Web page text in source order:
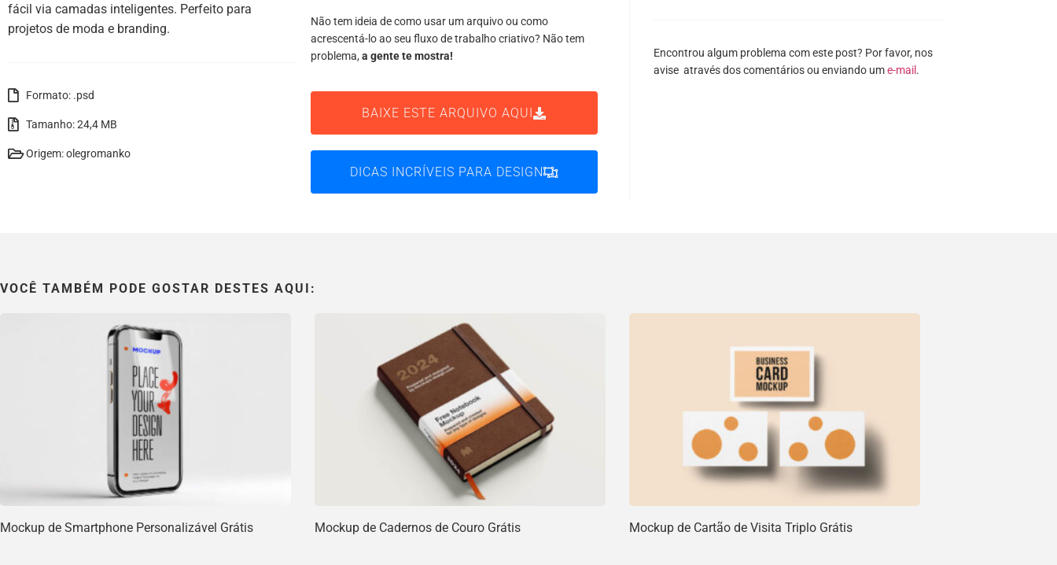
fácil via camadas inteligentes. Perfeito para
projetos de moda e branding.
Formato: .psd
Tamanho: 24,4 MB
Origem: olegromanko
Não tem ideia de como usar um arquivo ou como
acrescentá-lo ao seu fluxo de trabalho criativo? Não tem
problema, a gente te mostra!
BAIXE ESTE ARQUIVO AQUI
DICAS INCRÍVEIS PARA DESIGN
Encontrou algum problema com este post? Por favor, nos
avise através dos comentários ou enviando ume-mail .
VOCÊ TAMBÉM PODE GOSTAR DESTES AQUI:
Mockup de Smartphone Personalizável Grátis Mockup de Cadernos de Couro Grátis Mockup de Cartão de Visita Triplo Grátis